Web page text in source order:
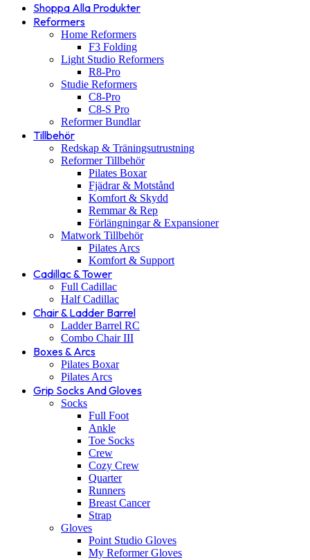
Shoppa Alla Produkter
Reformers
Home Reformers
F3 Folding
Light Studio Reformers
R8-Pro
Studie Reformers
C8-Pro
C8-S Pro
Reformer Bundlar
Tillbehör
Redskap & Träningsutrustning
Reformer Tillbehör
Pilates Boxar
Fjädrar & Motstånd
Komfort & Skydd
Remmar & Rep
Förlängningar & Expansioner
Matwork Tillbehör
Pilates Arcs
Komfort & Support
Cadillac & Tower
Full Cadillac
Half Cadillac
Chair & Ladder Barrel
Ladder Barrel RC
Combo Chair III
Boxes & Arcs
Pilates Boxar
Pilates Arcs
Grip Socks And Gloves
Socks
Full Foot
Ankle
Toe Socks
Crew
Cozy Crew
Quarter
Runners
Breast Cancer
Strap
Gloves
Point Studio Gloves
My Reformer Gloves